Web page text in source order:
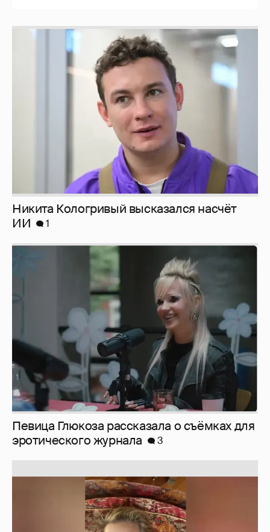
Никита Кологривый высказался насчёт
Певица Глюкоза рассказала о съёмках для
эротического журнала
3
Юлия Высоцкая выложила селфи без